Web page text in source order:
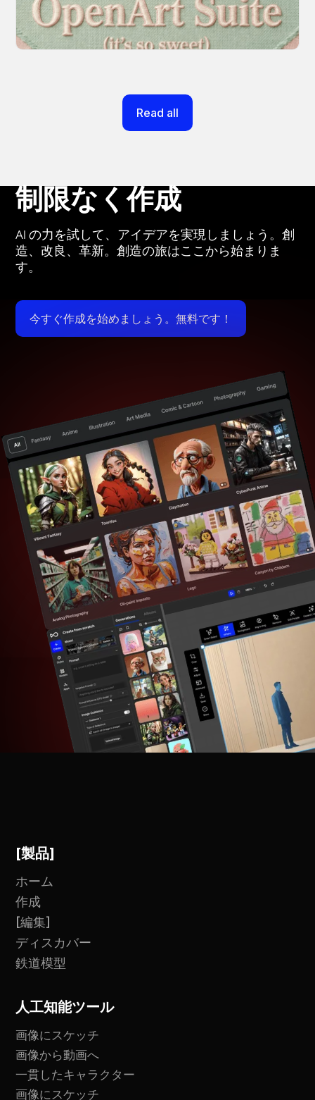
moves as fast as your ideas do.
March 20, 2026
Read all
制限なく作成
AI の力を試して、アイデアを実現しましょう。創
造、改良、革新。創造の旅はここから始まりま
す。
今すぐ作成を始めましょう。無料です！
[製品]
ホーム
作成
[編集]
ディスカバー
鉄道模型
人工知能ツール
画像にスケッチ
画像から動画へ
一貫したキャラクター
画像にスケッチ